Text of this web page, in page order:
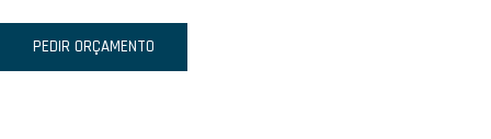
PEDIR ORÇAMENTO